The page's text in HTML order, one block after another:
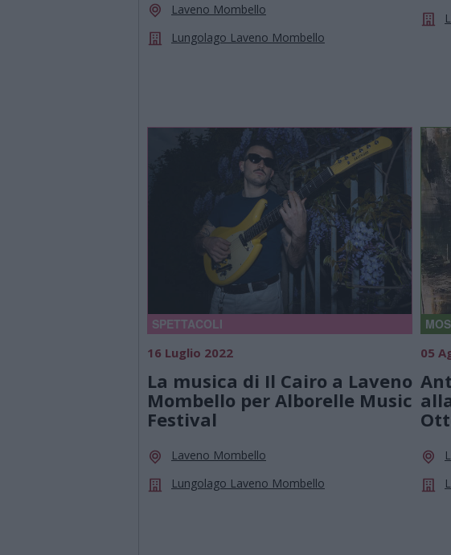
Laveno Mombello
Lungolago Laveno Mombello
SPETTACOLI
16 Luglio 2022
La musica di Il Cairo a Laveno
Mombello per Alborelle Music
Festival
Laveno Mombello
Lungolago Laveno Mombello
05